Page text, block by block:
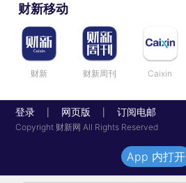
财新移动
财新 财新周刊 Caixin
登录 网页版 订阅电邮
Copyright 财新网 All Rights Reserved
App 内打开